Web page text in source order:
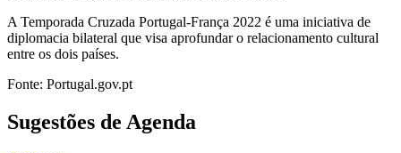
A Temporada Cruzada Portugal-França 2022 é uma iniciativa de
diplomacia bilateral que visa aprofundar o relacionamento cultural
entre os dois países.
Fonte: Portugal.gov.pt
Sugestões de Agenda